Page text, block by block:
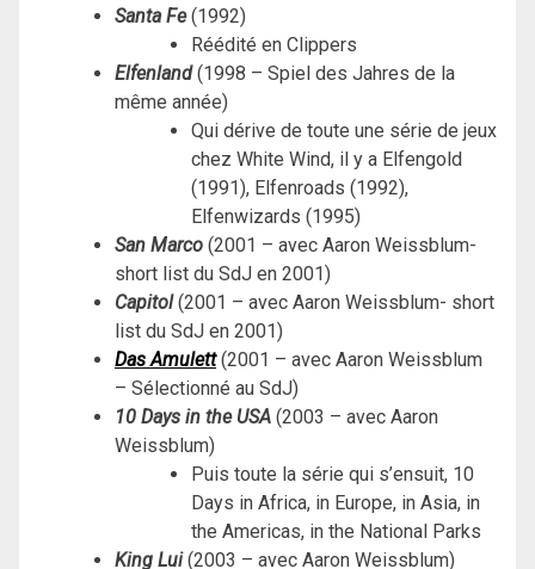
Santa Fe(1992)
Réédité en Clippers
Elfenland(1998 – Spiel des Jahres de la
même année)
Qui dérive de toute une série de jeux
chez White Wind, il y a Elfengold
(1991), Elfenroads (1992),
Elfenwizards (1995)
San Marco (2001 – avec Aaron Weissblum-
short list du SdJ en 2001)
Capitol(2001 – avec Aaron Weissblum- short
list du SdJ en 2001)
Das Amulett (2001 – avec Aaron Weissblum
– Sélectionné au SdJ)
10 Days in the USA (2003 – avec Aaron
Weissblum)
Puis toute la série qui s’ensuit, 10
Days in Africa, in Europe, in Asia, in
the Americas, in the National Parks
King Lui(2003 – avec Aaron Weissblum)